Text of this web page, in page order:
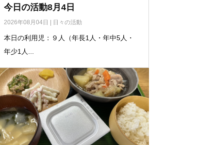
今日の活動8月4日
2026年08月04日 日々の活動
本日の利用児：９人（年長1人・年中5人・
年少1人...